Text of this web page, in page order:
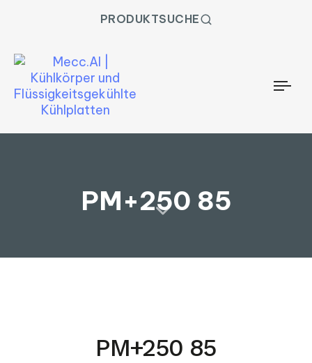
PRODUKTSUCHE
PM+250 85
PM+250 85